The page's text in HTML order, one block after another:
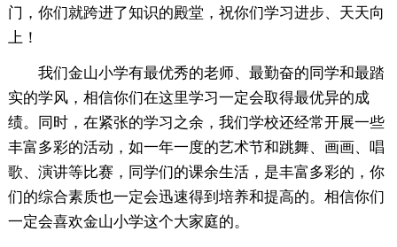
门，你们就跨进了知识的殿堂，祝你们学习进步、天天向
上！
我们金山小学有最优秀的老师、最勤奋的同学和最踏
实的学风，相信你们在这里学习一定会取得最优异的成
绩。同时，在紧张的学习之余，我们学校还经常开展一些
丰富多彩的活动，如一年一度的艺术节和跳舞、画画、唱
歌、演讲等比赛，同学们的课余生活，是丰富多彩的，你
们的综合素质也一定会迅速得到培养和提高的。相信你们
一定会喜欢金山小学这个大家庭的。